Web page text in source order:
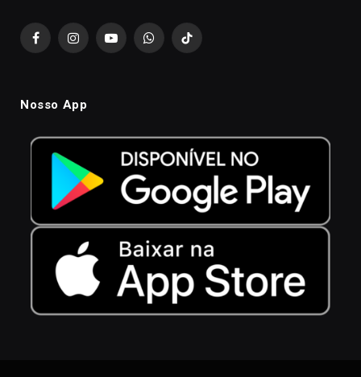
FacebookInstagramYouTubeWhatsAppTikTok
Nosso App